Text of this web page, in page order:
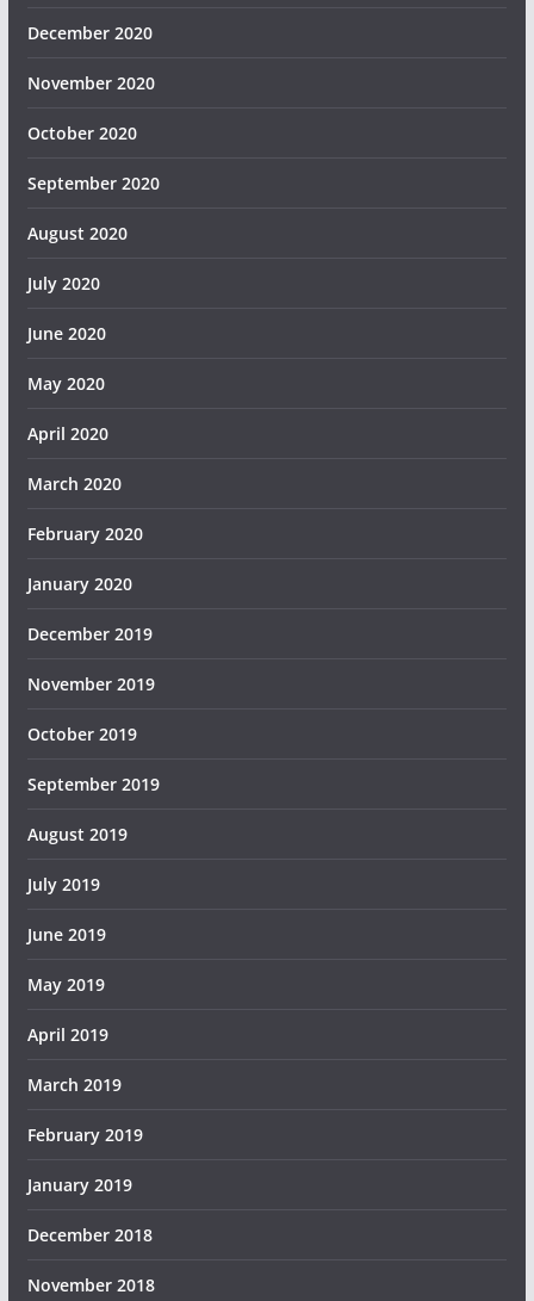
December 2020
November 2020
October 2020
September 2020
August 2020
July 2020
June 2020
May 2020
April 2020
March 2020
February 2020
January 2020
December 2019
November 2019
October 2019
September 2019
August 2019
July 2019
June 2019
May 2019
April 2019
March 2019
February 2019
January 2019
December 2018
November 2018